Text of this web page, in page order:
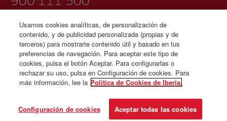
Lunes a domingo 00:00 – 24:00 horas
91 333 67 01
(teléfono local sin tarificación adicional)
español e inglés
Usamos cookies analíticas, de personalización de
contenido, y de publicidad personalizada (propias y de
terceros) para mostrarte contenido útil y basado en tus
preferencias de navegación. Para aceptar este tipo de
cookies, pulsa el botón Aceptar. Para configurarlas o
rechazar su uso, pulsa en Configuración de cookies. Para
más información, lee la Política de Cookies de Iberia.
Configuración de cookies Aceptar todas las cookies